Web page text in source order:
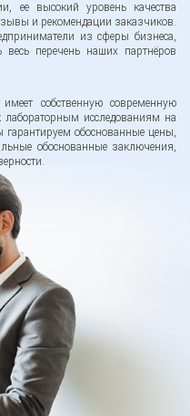
ее высокий уровень качества
и рекомендации заказчиков.
из сферы бизнеса,
весь перечень наших партнёров
собственную современную
лабораторным исследованиям на
обоснованные цены,
обоснованные заключения,